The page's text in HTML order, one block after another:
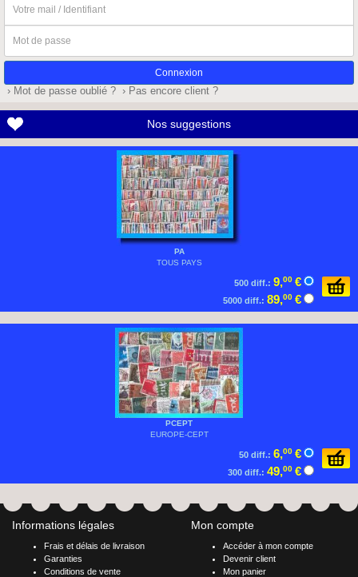
mail
/
Identifiant
de
passe
› Mot de passe oublié ? › Pas encore client ?
Nos suggestions
PA
TOUS PAYS
500 diff.: 9,00 €
5000 diff.: 89,00 €
PCEPT
EUROPE-CEPT
50 diff.: 6,00 €
300 diff.: 49,00 €
Informations légales
Frais et délais de livraison
Garanties
Conditions de vente
Mon compte
Accéder à mon compte
Devenir client
Mon panier